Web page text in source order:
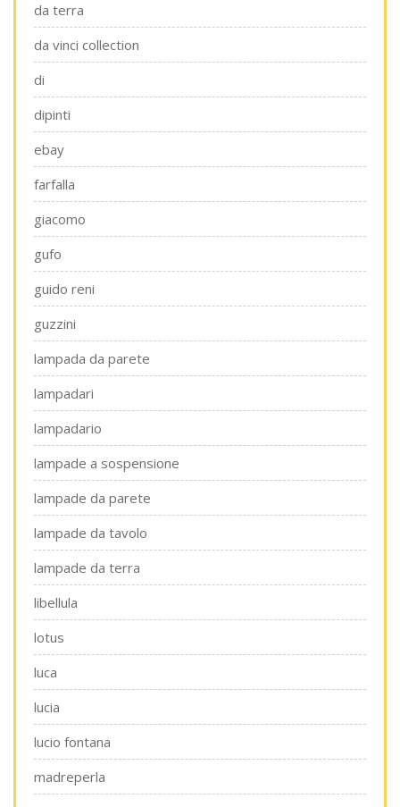
da terra
da vinci collection
di
dipinti
ebay
farfalla
giacomo
gufo
guido reni
guzzini
lampada da parete
lampadari
lampadario
lampade a sospensione
lampade da parete
lampade da tavolo
lampade da terra
libellula
lotus
luca
lucia
lucio fontana
madreperla